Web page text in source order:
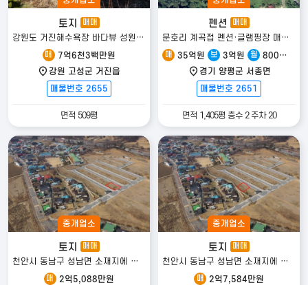
토지 매매
강원도 거진해수욕장 바다뷰 성원오션상떼빌 인근 토지
매 7억6천3백만원
강원 고성군 거진읍
매물번호 2655
면적 509평
펜션 매매
문호리 계곡접 펜션·글램핑장 매매/분리매매/임대 모두 협의 가능
매 35억원 보 3억원 월
800만원
경기 양평군 서종면
매물번호 2651
면적 1,405평 층수 2 주차 20
중개업소
토지 매매
천안시 동남구 성남면 소재지에 위치한 대지 매매!!
매 2억5,088만원
중개업소
토지 매매
천안시 동남구 성남면 소재지에 위치한 대지 매매!!
매
2억7,584만원
지하철 편의점 카페 은행 관공서 병원 약국
영화관
매도자 정보는
회원만 열람 가능합니다.
주변 다른 매물